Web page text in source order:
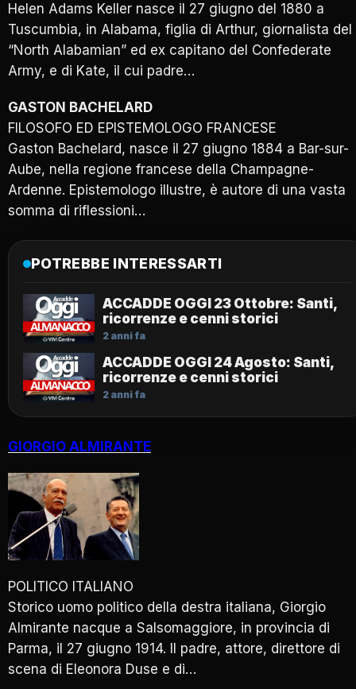
Helen Adams Keller nasce il 27 giugno del 1880 a
Tuscumbia, in Alabama, figlia di Arthur, giornalista del
“North Alabamian” ed ex capitano del Confederate
Army, e di Kate, il cui padre…
GASTON BACHELARD
FILOSOFO ED EPISTEMOLOGO FRANCESE
Gaston Bachelard, nasce il 27 giugno 1884 a Bar-sur-
Aube, nella regione francese della Champagne-
Ardenne. Epistemologo illustre, è autore di una vasta
somma di riflessioni…
POTREBBE INTERESSARTI
ACCADDE OGGI 23 Ottobre: Santi,
ricorrenze e cenni storici
2 anni fa
ACCADDE OGGI 24 Agosto: Santi,
ricorrenze e cenni storici
2 anni fa
GIORGIO ALMIRANTE
POLITICO ITALIANO
Storico uomo politico della destra italiana, Giorgio
Almirante nacque a Salsomaggiore, in provincia di
Parma, il 27 giugno 1914. Il padre, attore, direttore di
scena di Eleonora Duse e di…